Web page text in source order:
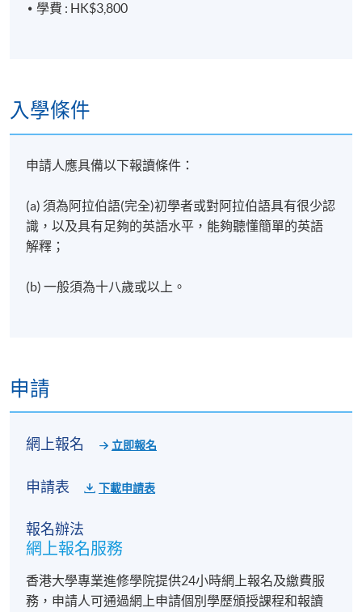
學費 : HK$3,800
入學條件
申請人應具備以下報讀條件：
(a) 須為阿拉伯語(完全)初學者或對阿拉伯語具有很少認
識，以及具有足夠的英語水平，能夠聽懂簡單的英語
解釋；
(b) 一般須為十八歲或以上。
申請
網上報名 立即報名
申請表 下載申請表
報名辦法
網上報名服務
香港大學專業進修學院提供24小時網上報名及繳費服
務，申請人可通過網上申請個別學歷頒授課程和報讀